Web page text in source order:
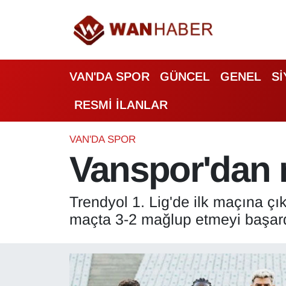
VAN'DA SPOR GÜNCEL GENEL
RESMİ İLANLAR
VAN'DA SPOR
Vanspor'dan
Trendyol 1. Lig'de ilk maçına
maçta 3-2 mağlup etmeyi
ASAYİŞ
BİLİM VE TEKNOLOJİ
Biyografi
Bölge Haberleri
ÇEVRE
Dernekler, Odalar
Van Nöbetçi Eczaneler
Van Hava Durumu
Van Namaz Vakitleri
Van Trafik Yoğunluk Haritası
Süper Lig Puan Durumu ve Fikstür
Tüm Manşetler
Son Dakika Haberleri
Haber Arşivi